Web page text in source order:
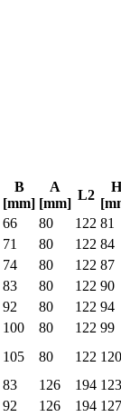
B
[mm]
A
[mm]
L2
H
66 80 122 81
71 80 122 84
74 80 122 87
83 80 122 90
92 80 122 94
100 80 122 99
105 80 122 120
83 126 194 123
92 126 194 127